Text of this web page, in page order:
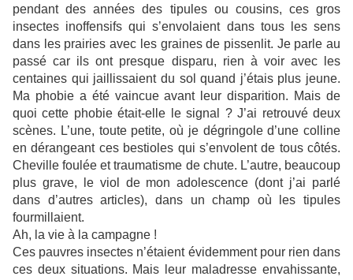
pendant des années des tipules ou cousins, ces gros
insectes inoffensifs qui s’envolaient dans tous les sens
dans les prairies avec les graines de pissenlit. Je parle au
passé car ils ont presque disparu, rien à voir avec les
centaines qui jaillissaient du sol quand j’étais plus jeune.
Ma phobie a été vaincue avant leur disparition. Mais de
quoi cette phobie était-elle le signal ? J’ai retrouvé deux
scènes. L’une, toute petite, où je dégringole d’une colline
en dérangeant ces bestioles qui s’envolent de tous côtés.
Cheville foulée et traumatisme de chute. L’autre, beaucoup
plus grave, le viol de mon adolescence (dont j’ai parlé
dans d’autres articles), dans un champ où les tipules
fourmillaient.
Ah, la vie à la campagne !
Ces pauvres insectes n’étaient évidemment pour rien dans
ces deux situations. Mais leur maladresse envahissante,